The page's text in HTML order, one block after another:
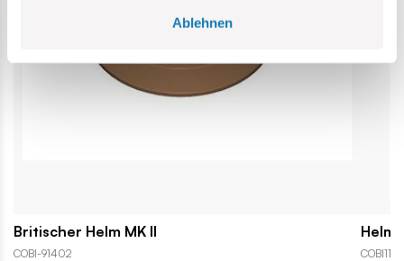
Ablehnen
Britischer Helm MK II
COBI-91402
Helm